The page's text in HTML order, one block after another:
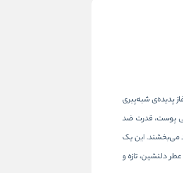
پدیده‌ی شبه‌پیری
پوست، قدرت ضد
می‌بخشند. این یک
دلنشین، تازه و